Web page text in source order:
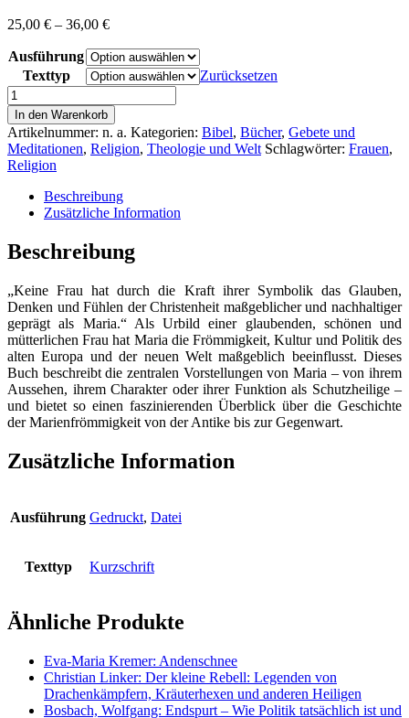
25,00 € – 36,00 €Preisspanne:
bis
36,00 €
Ausführung
Texttyp
Zurücksetzen
Schreiner,
Klaus:
Maria
-
Leben,
Legenden,
Symbole
Menge
In den Warenkorb
Artikelnummer: n. a. Kategorien: Bibel, Bücher, Gebete und
Meditationen, Religion, Theologie und Welt Schlagwörter: Frauen,
Religion
Beschreibung
Zusätzliche Information
Beschreibung
„Keine Frau hat durch die Kraft ihrer Symbolik das Glauben,
Denken und Fühlen der Christenheit maßgeblicher und nachhaltiger
geprägt als Maria.“ Als Urbild einer glaubenden, schönen und
mütterlichen Frau hat Maria die Frömmigkeit, Kultur und Politik des
alten Europa und der neuen Welt maßgeblich beeinflusst. Dieses
Buch beschreibt die zentralen Vorstellungen von Maria – von ihrem
Aussehen, ihrem Charakter oder ihrer Funktion als Schutzheilige –
und bietet so einen faszinierenden Überblick über die Geschichte
der Marienfrömmigkeit von der Antike bis zur Gegenwart.
Zusätzliche Information
Ausführung Gedruckt, Datei
Texttyp Kurzschrift
Ähnliche Produkte
Eva-Maria Kremer: Andenschnee
Christian Linker: Der kleine Rebell: Legenden von
Drachenkämpfern, Kräuterhexen und anderen Heiligen
Bosbach, Wolfgang: Endspurt – Wie Politik tatsächlich ist und